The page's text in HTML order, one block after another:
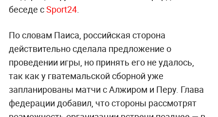
беседе сSport24.
По словам Паиса, российская сторона
действительно сделала предложение о
проведении игры, но принять его не удалось,
так как у гватемальской сборной уже
запланированы матчи с Алжиром и Перу. Глава
федерации добавил, что стороны рассмотрят